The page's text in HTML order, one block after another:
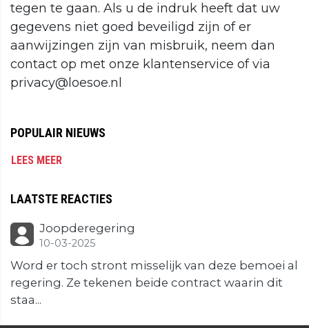
tegen te gaan. Als u de indruk heeft dat uw
gegevens niet goed beveiligd zijn of er
aanwijzingen zijn van misbruik, neem dan
contact op met onze klantenservice of via
privacy@loesoe.nl
POPULAIR NIEUWS
LEES MEER
LAATSTE REACTIES
Joopderegering
10-03-2025
Word er toch stront misselijk van deze bemoei al
regering. Ze tekenen beide contract waarin dit
staa...